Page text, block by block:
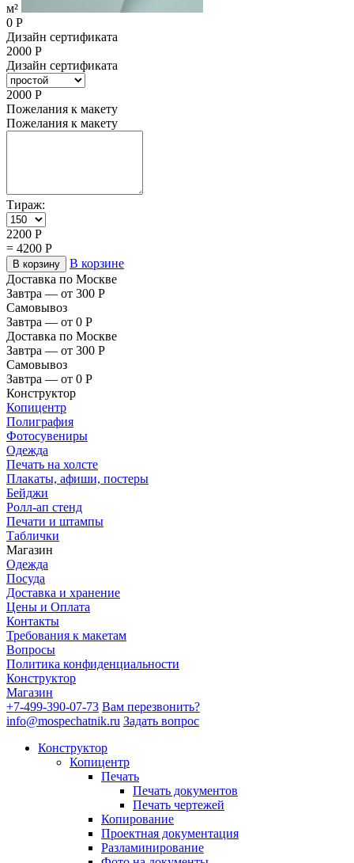
м²
0 Р
Дизайн сертификата
2000 Р
Дизайн сертификата
2000 Р
Пожелания к макету
Пожелания к макету
Тираж:
2200 Р
= 4200 Р
В корзину
В корзине
Доставка по Москве
Завтра — от 300 Р
Самовывоз
Завтра — от 0 Р
Доставка по Москве
Завтра — от 300 Р
Самовывоз
Завтра — от 0 Р
Конструктор
Копицентр
Полиграфия
Фотосувениры
Одежда
Печать на холсте
Плакаты, афиши, постеры
Бейджи
Ролл-ап стенд
Печати и штампы
Таблички
Магазин
Одежда
Посуда
Доставка и хранение
Цены и Оплата
Контакты
Требования к макетам
Вопросы
Политика конфиденциальности
Конструктор
Магазин
+7-499-390-07-73 Вам перезвонить?
info@mospechatnik.ru Задать вопрос
Конструктор
Копицентр
Печать
Печать документов
Печать чертежей
Копирование
Проектная документация
Разламинирование